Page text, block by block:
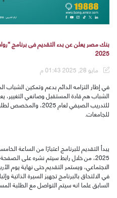
بنك مصر يعلن عن بدء التقديم فى برنامج
2025
مايو 28, 2025 01:43 م
في إطار التزامه الدائم بدعم وتمكين الشباب
الشباب هم قادة المستقبل وصانعي التغيير،
للتدريب الصيفي لعام
للجامعات.
2025، من خلال رابط سيتم نشره على
في الالتحاق بالبرنامج تجهيز السيرة الذاتية
السابق علما انه سيتم التواصل مع الطلبة